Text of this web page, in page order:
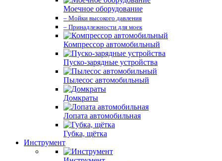
Моечное оборудование
– Мойки высокого давления
– Принадлежности для моек
Компрессор автомобильный
Пуско-зарядные устройства
Пылесос автомобильный
Домкраты
Лопата автомобильная
Губка, щётка
Инструмент